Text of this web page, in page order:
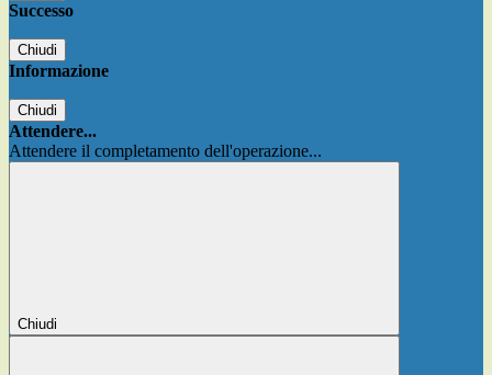
Successo
Chiudi
Informazione
Chiudi
Attendere...
Attendere il completamento dell'operazione...
Chiudi